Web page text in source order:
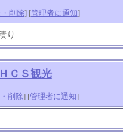
削除] [管理者に通知]
り
ＣＳ観光
削除] [管理者に通知]